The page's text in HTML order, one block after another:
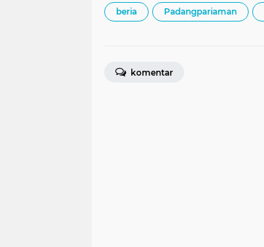
beria Padangpariaman
komentar